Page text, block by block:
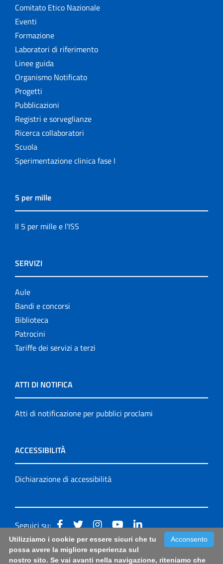
Comitato Etico Nazionale
Eventi
Formazione
Laboratori di riferimento
Linee guida
Organismo Notificato
Progetti
Pubblicazioni
Registri e sorveglianze
Ricerca collaboratori
Scuola
Sperimentazione clinica fase I
5 per mille
Il 5 per mille e l'ISS
SERVIZI
Aule
Bandi e concorsi
Biblioteca
Patrocini
Tariffe dei servizi a terzi
ATTI DI NOTIFICA
Atti di notificazione per pubblici proclami
ACCESSIBILITÀ
Dichiarazione di accessibilità
Seguici su:
Accessibilità: form di segnalazione di prima istanza per
Acconsento
Utilizziamo i cookie per essere sicuri che tu
possa avere la migliore esperienza sul
nostro sito. Se vai avanti nella navigazione, riteniamo che